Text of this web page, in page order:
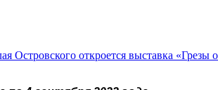
Островского откроется выставка «Грезы о